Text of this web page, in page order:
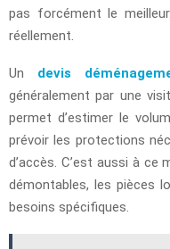
pas forcément le
réellement.
Un devis
généralement par une
permet d’estimer le
prévoir les protections
d’accès. C’est aussi à ce
démontables, les pièces
besoins spécifiques.